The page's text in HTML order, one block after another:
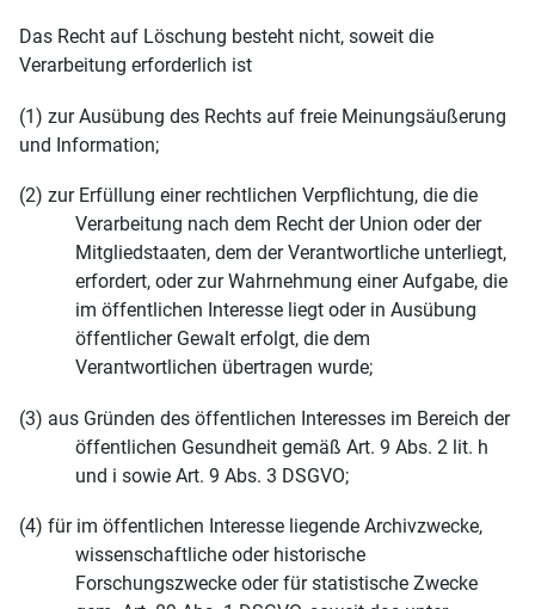
Das Recht auf Löschung besteht nicht, soweit die
Verarbeitung erforderlich ist
(1) zur Ausübung des Rechts auf freie Meinungsäußerung
und Information;
(2) zur Erfüllung einer rechtlichen Verpflichtung, die die
Verarbeitung nach dem Recht der Union oder der
Mitgliedstaaten, dem der Verantwortliche unterliegt,
erfordert, oder zur Wahrnehmung einer Aufgabe, die
im öffentlichen Interesse liegt oder in Ausübung
öffentlicher Gewalt erfolgt, die dem
Verantwortlichen übertragen wurde;
(3) aus Gründen des öffentlichen Interesses im Bereich der
öffentlichen Gesundheit gemäß Art. 9 Abs. 2 lit. h
und i sowie Art. 9 Abs. 3 DSGVO;
(4) für im öffentlichen Interesse liegende Archivzwecke,
wissenschaftliche oder historische
Forschungszwecke oder für statistische Zwecke